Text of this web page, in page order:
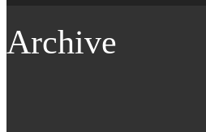
Archive